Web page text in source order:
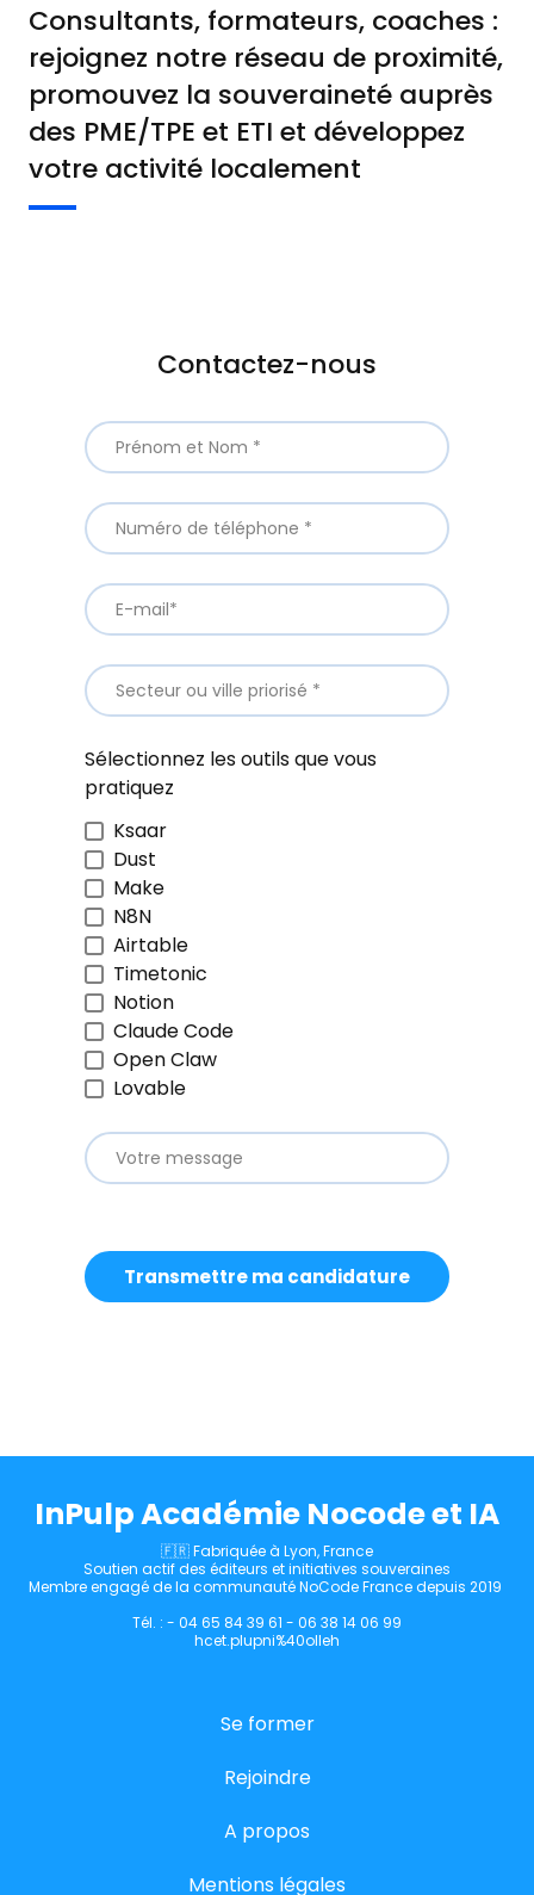
Consultants, formateurs, coaches :
rejoignez notre réseau de proximité,
promouvez la souveraineté auprès
des PME/TPE et ETI et développez
votre activité localement
Contactez-nous
Sélectionnez les outils que vous
pratiquez
Ksaar
Dust
Make
N8N
Airtable
Timetonic
Notion
Claude Code
Open Claw
Lovable
Transmettre ma candidature
InPulp Académie Nocode et IA
🇫🇷 Fabriquée à Lyon, France
Soutien actif des éditeurs et initiatives souveraines
Membre engagé de la communauté NoCode France depuis 2019
Tél. : - 04 65 84 39 61 - 06 38 14 06 99
hcet.plupni%40olleh
Se former
Rejoindre
A propos
Mentions légales